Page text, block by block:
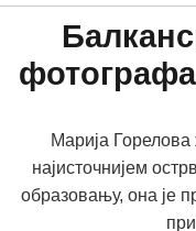
Марија
најисточнијем
образовању, она је